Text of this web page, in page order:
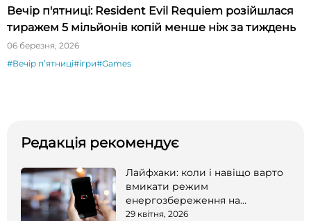
Вечір п'ятниці: Resident Evil Requiem розійшлася
тиражем 5 мільйонів копій менше ніж за тиждень
06 березня, 2026
#Вечір пʼятниці#ігри#Games
Редакція рекомендує
Лайфхаки: коли і навіщо варто
вмикати режим
енергозбереження на
смартфоні
29 квітня, 2026